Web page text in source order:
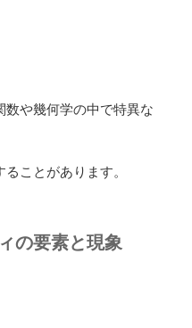
や幾何学の中で特異な
ことがあります。
の要素と現象